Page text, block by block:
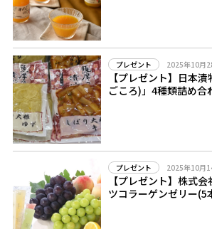
プレゼント 2025年10月
【プレゼント】日本
ごころ)」4種類詰め合
プレゼント 2025年10月
【プレゼント】株式
ツコラーゲンゼリー(5